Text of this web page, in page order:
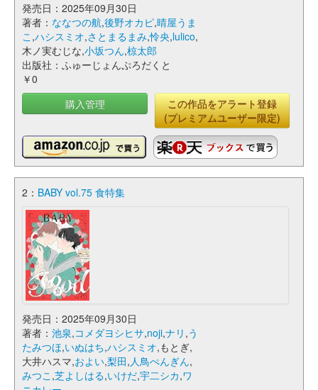
発売日：2025年09月30日
著者： ななつの航,後野オカピ,晴屋うま
こ ,ハシスミオ,さとまるまみ,怜央,lulico,
木ノ実むじな,小坂つん,椋太郎
出版社：ふゅーじょんぷろだくと
￥0
購入管理
この作品をアラート登録
(プレミアムユーザー限定)
2： BABY vol.75 食特集
発売日：2025年09月30日
著者： 池泉,コメダヨシヒサ,noji,ナリ ,う
たみつほ,いぬはち,ハシスミオ,もとぎ,
大井ハスマ,およい,梨田,人鳥ぺんぎん,
みつこ ,芝よしはる,いけだ,宇二シカ,ワ